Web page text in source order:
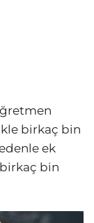
birkaç bin
ek
bin